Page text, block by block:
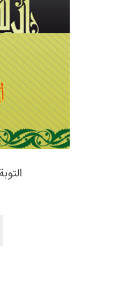
حساب کاربری من
درباره ما
سبد خرید
قوانین و مقررات